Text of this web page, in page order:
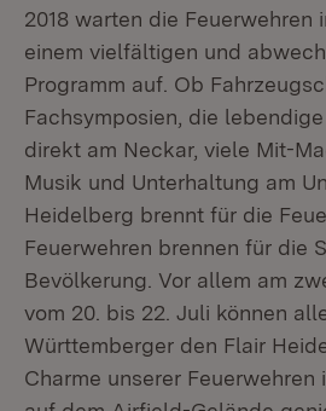
2018 warten die Feuerwehren
einem vielfältigen und
Programm auf. Ob
Fachsymposien, die
direkt am Neckar, viele Mit-
Musik und Unterhaltung am
Heidelberg brennt für die
Feuerwehren brennen für die
Bevölkerung. Vor allem am
vom 20. bis 22. Juli können
Württemberger den Flair
Charme unserer